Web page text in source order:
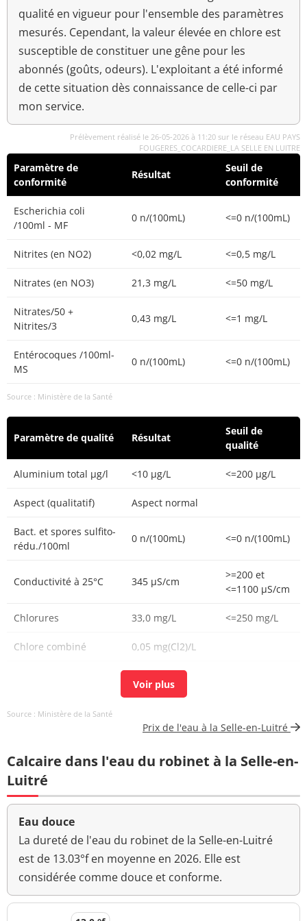
qualité en vigueur pour l'ensemble des paramètres
mesurés. Cependant, la valeur élevée en chlore est
susceptible de constituer une gêne pour les
abonnés (goûts, odeurs). L'exploitant a été informé
de cette situation dès connaissance de celle-ci par
mon service.
Prélèvement réalisé le 26-05-2026 à 11:20 sur le réseau EAU PAYS
FOUGERES_COCARDIERE_LA SELLE EN LUITRE
Paramètre de
conformité
Résultat
Seuil de
conformité
Escherichia coli
/100ml - MF
0 n/(100mL) <=0 n/(100mL)
Nitrites (en NO2) <0,02 mg/L <=0,5 mg/L
Nitrates (en NO3) 21,3 mg/L <=50 mg/L
Nitrates/50 +
Nitrites/3
0,43 mg/L <=1 mg/L
Entérocoques /100ml-
MS
0 n/(100mL) <=0 n/(100mL)
Source : Ministère de la Santé
Paramètre de qualité Résultat
Seuil de
qualité
Aluminium total µg/l <10 µg/L <=200 µg/L
Aspect (qualitatif) Aspect normal
Bact. et spores sulfito-
rédu./100ml
0 n/(100mL) <=0 n/(100mL)
Conductivité à 25°C 345 µS/cm
>=200 et
<=1100 µS/cm
Chlorures 33,0 mg/L <=250 mg/L
Chlore combiné 0,05 mg(Cl2)/L
0,55 mg(Cl2)/L
Coloration
Couleur (qualitatif)
Aucun
anormal
Bactéries coliformes
/100ml-MS
Fer total <20 µg/L <=200 µg/L
Source : Ministère de la Santé
Prix de l'eau à la Selle-en-Luitré
Calcaire dans l'eau du robinet à la Selle-en-
Luitré
Eau douce
La dureté de l'eau du robinet de la Selle-en-Luitré
est de 13.03°f en moyenne en 2026. Elle est
considérée comme douce et conforme.